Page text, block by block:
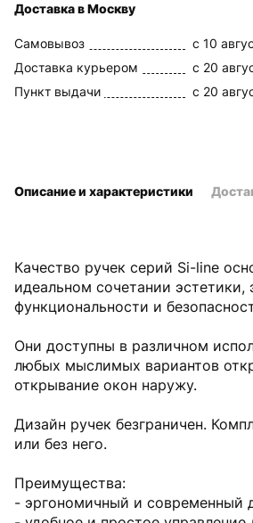
Доставка в Москву
Самовывоз
c 10
Доставка курьером
c 20
Пункт выдачи
c 20
Качество ручек серий Si-line
идеальном сочетании эстетики,
функциональности и
Они доступны в различном
любых мыслимых вариантов
открывание окон наружу.
Дизайн ручек безграничен.
или без него.
Преимущества:
- эргономичный и современный
Описание и характеристики